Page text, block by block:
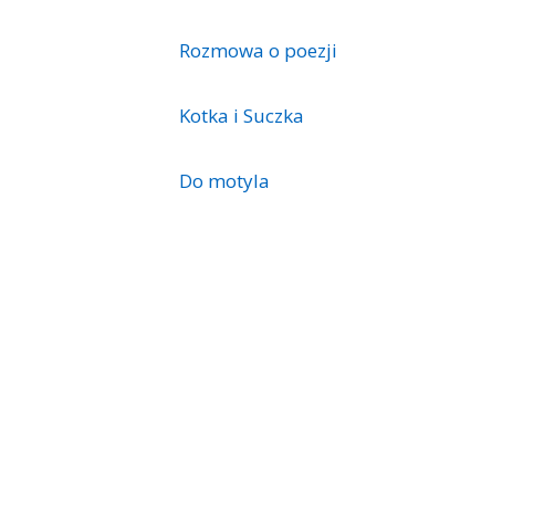
Rozmowa o poezji
Kotka i Suczka
Do motyla